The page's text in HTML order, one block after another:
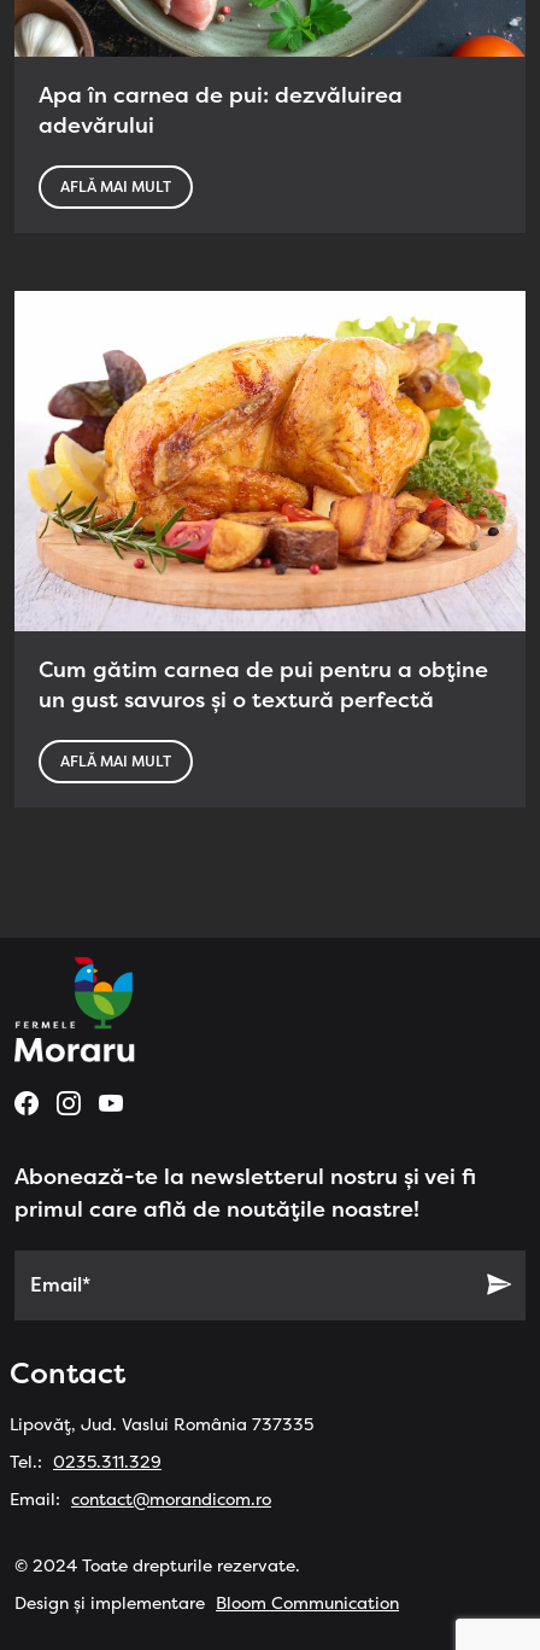
Apa în carnea de pui: dezvăluirea
adevărului
AFLĂ MAI MULT
Cum gătim carnea de pui pentru a obține
un gust savuros și o textură perfectă
AFLĂ MAI MULT
Abonează-te la newsletterul nostru și vei fi
primul care află de noutățile noastre!
Email*
Contact
Lipovăț, Jud. Vaslui România 737335
Tel.: 0235.311.329
Email: contact@morandicom.ro
© 2024 Toate drepturile rezervate.
Design și implementare Bloom Communication